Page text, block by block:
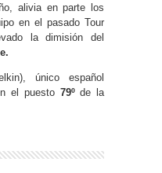
alivia en parte los
en el pasado Tour
la dimisión del
único español
el puesto79ºde la